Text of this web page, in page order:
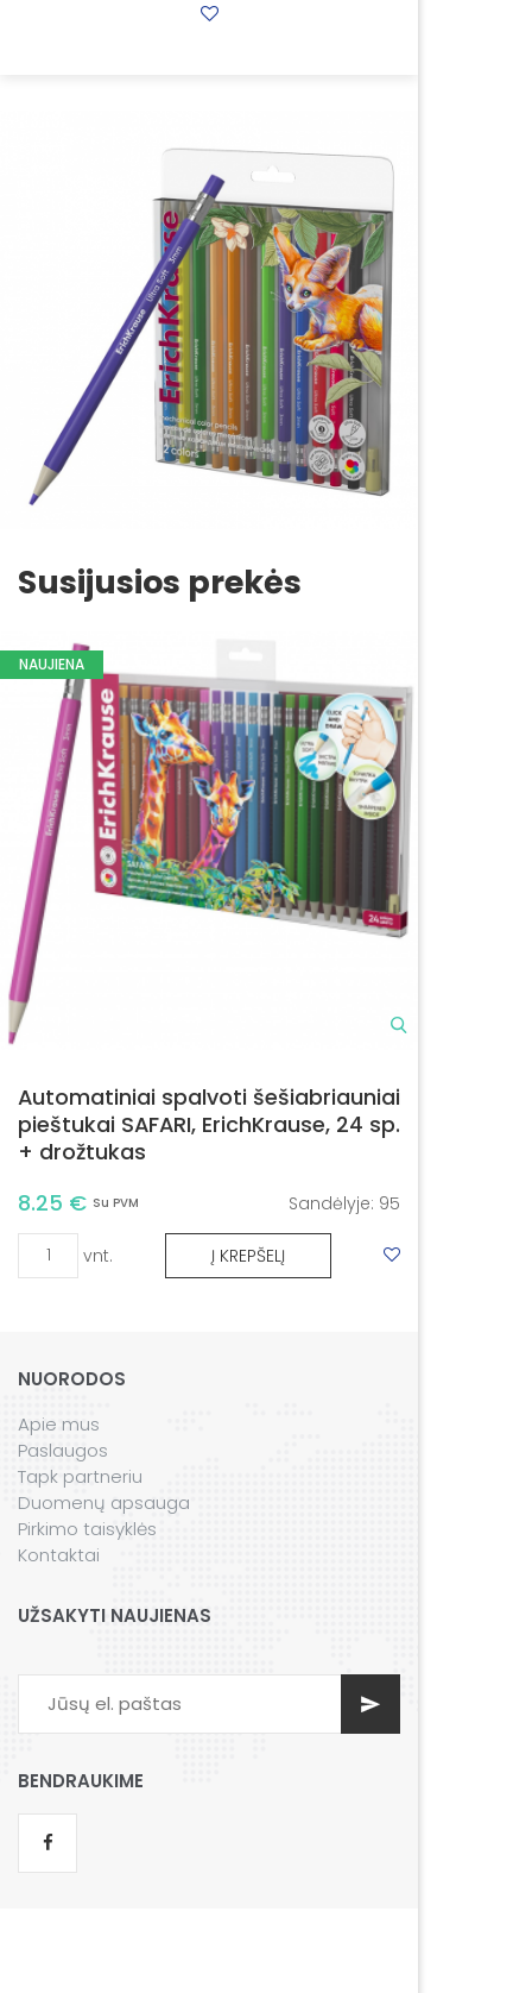
Susijusios prekės
NAUJIENA
Automatiniai spalvoti šešiabriauniai
pieštukai SAFARI, ErichKrause, 24 sp.
+ drožtukas
8.25 € Su PVM Sandėlyje: 95
vnt. Į KREPŠELĮ
NUORODOS
Apie mus
Paslaugos
Tapk partneriu
Duomenų apsauga
Pirkimo taisyklės
Kontaktai
UŽSAKYTI NAUJIENAS
BENDRAUKIME